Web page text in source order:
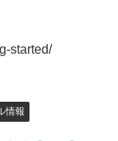
started/
情報